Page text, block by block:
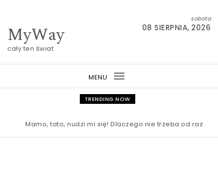
MyWay
cały ten świat
sobota
08 SIERPNIA, 2026
MENU
Toggle
navigation
TRENDING NOW
Mamo, tato, nudzi mi się! Dlaczego nie trzeba od razu